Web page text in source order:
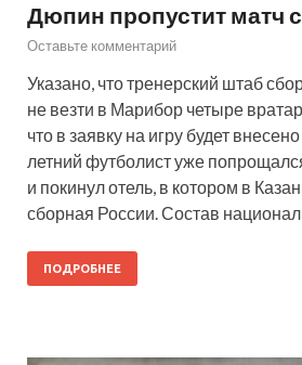
Дюпин пропустит матч
Оставьте комментарий
Указано, что тренерский штаб
не везти в Марибор четыре
что в заявку на игру будет
летний футболист уже
и покинул отель, в котором в
сборная России. Состав
ПОДРОБНЕЕ